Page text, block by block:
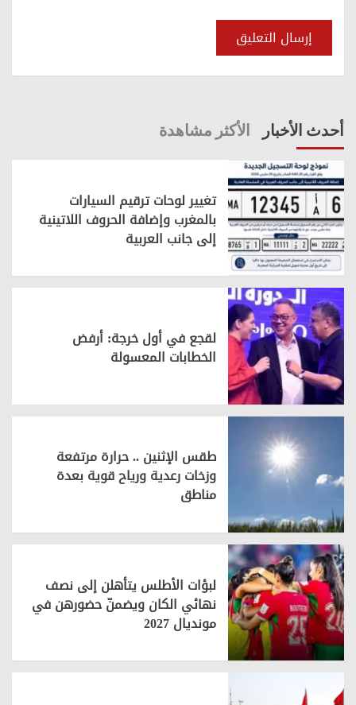
أحدث الأخبار الأكثر مشاهدة
تغيير لوحات ترقيم السيارات
بالمغرب وإضافة الحروف اللاتينية
إلى جانب العربية
لقجع في أول خرجة: أرفض
الخطابات المعسولة
طقس الإثنين .. حرارة مرتفعة
وزخات رعدية ورياح قوية بعدة
مناطق
لبؤات الأطلس يتأهلن إلى نصف
نهائي الكان ويضمنّ حضورهن في
مونديال 2027